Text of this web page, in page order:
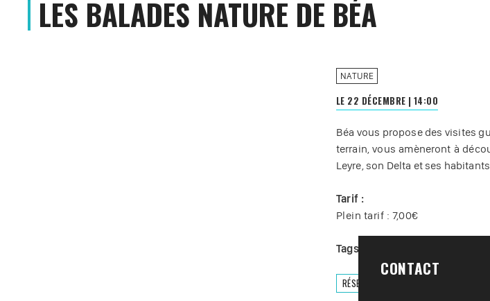
LES BALADES NATURE DE BÉA
NATURE
LE 22 DÉCEMBRE | 14:00
Béa vous propose des visites
terrain, vous amèneront à
Leyre, son Delta et ses habitants.
Tarif :
Plein tarif : 7,00€
Tags :
RÉSERVER
CONTACT